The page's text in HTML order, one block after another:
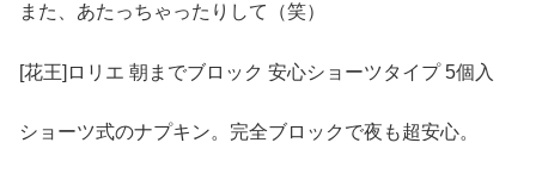
また、あたっちゃったりして（笑）
[花王]ロリエ 朝までブロック 安心ショーツタイプ 5個入
ショーツ式のナプキン。完全ブロックで夜も超安心。